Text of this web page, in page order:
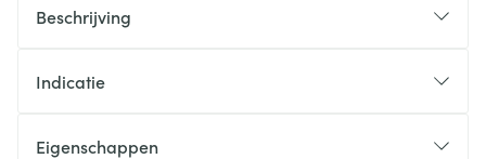
Beschrijving
Indicatie
Eigenschappen